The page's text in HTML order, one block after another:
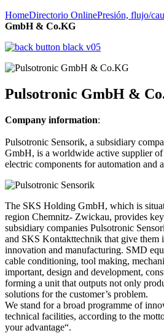
HomeDirectorio OnlinePresión, flujo/
GmbH & Co.KG
Pulsotronic GmbH &
Company information:
Pulsotronic Sensorik, a subsidiary
GmbH, is a worldwide active supplier of
electric components for automation and
The SKS Holding GmbH, which is
region Chemnitz- Zwickau, provides
subsidiary companies Pulsotronic
and SKS Kontakttechnik that give them
innovation and manufacturing. SMD
cable conditioning, tool making,
important, design and development,
forming a unit that outputs not only
solutions for the customer’s problem.
We stand for a broad programme of
technical facilities, according to the
your advantage“.